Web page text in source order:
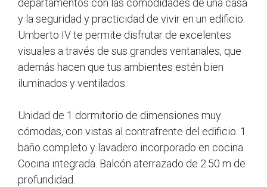
y la seguridad y practicidad de vivir en un edificio.
Umberto IV te permite disfrutar de excelentes
visuales a través de sus grandes ventanales, que
además hacen que tus ambientes estén bien
iluminados y ventilados.
Unidad de 1 dormitorio de dimensiones muy
cómodas, con vistas al contrafrente del edificio. 1
baño completo y lavadero incorporado en cocina.
Cocina integrada. Balcón aterrazado de 2.50 m de
profundidad.